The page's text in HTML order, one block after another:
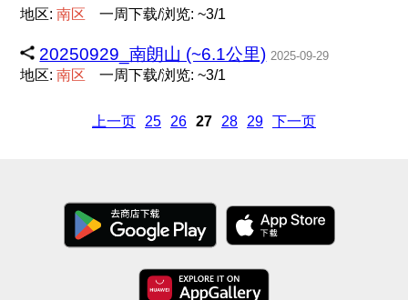
地区:南区 一周下载/浏览: ~3/1
20250929_南朗山 (~6.1公里) 2025-09-29
地区:南区 一周下载/浏览: ~3/1
上一页 25 26 27 28 29 下一页